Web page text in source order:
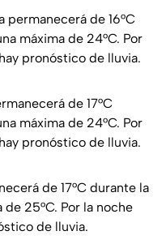
permanecerá de 16°C
máxima de 24°C. Por
pronóstico de lluvia.
de 17°C
máxima de 24°C. Por
pronóstico de lluvia.
de 17°C durante la
de 25°C. Por la noche
de lluvia.